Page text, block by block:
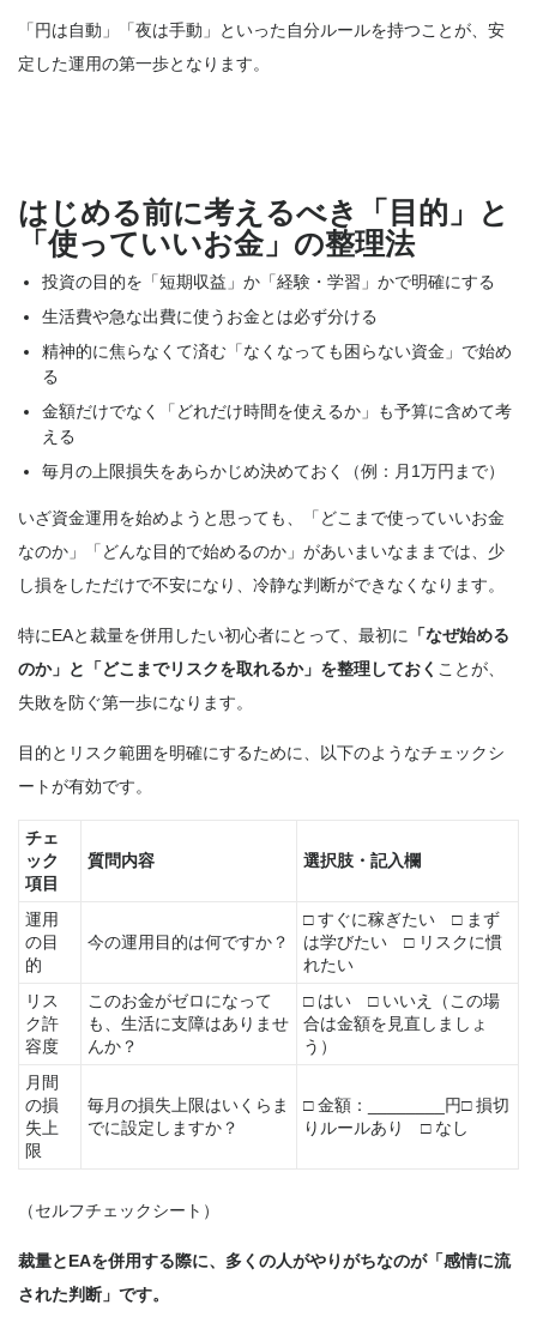
「円は自動」「夜は手動」といった自分ルールを持つことが、安
定した運用の第一歩となります。
はじめる前に考えるべき「目的」と
「使っていいお金」の整理法
投資の目的を「短期収益」か「経験・学習」かで明確にする
生活費や急な出費に使うお金とは必ず分ける
精神的に焦らなくて済む「なくなっても困らない資金」で始め
る
金額だけでなく「どれだけ時間を使えるか」も予算に含めて考
える
毎月の上限損失をあらかじめ決めておく（例：月1万円まで）
いざ資金運用を始めようと思っても、「どこまで使っていいお金
なのか」「どんな目的で始めるのか」があいまいなままでは、少
し損をしただけで不安になり、冷静な判断ができなくなります。
特にEAと裁量を併用したい初心者にとって、最初に 「なぜ始める
のか」と「どこまでリスクを取れるか」を整理しておく ことが、
失敗を防ぐ第一歩になります。
目的とリスク範囲を明確にするために、以下のようなチェックシ
ートが有効です。
チェ
ック
項目
質問内容 選択肢・記入欄
運用
の目
的
今の運用目的は何ですか？
□ すぐに稼ぎたい □ まず
は学びたい □ リスクに慣
れたい
リス
ク許
容度
このお金がゼロになって
も、生活に支障はありませ
んか？
□ はい □ いいえ（この場
合は金額を見直しましょ
う）
月間
の損
失上
限
毎月の損失上限はいくらま
でに設定しますか？
□ 金額：________円□ 損切
りルールあり □ なし
（セルフチェックシート）
裁量とEAを併用する際に、多くの人がやりがちなのが「感情に流
された判断」です。